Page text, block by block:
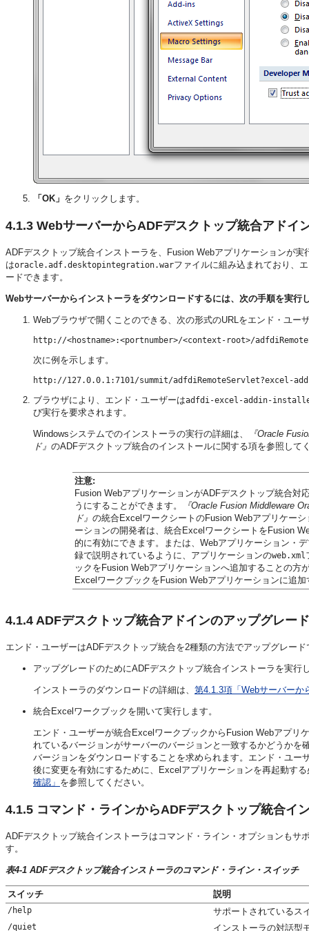
「OK」 をクリックします。
4.1.3 WebサーバーからADFデスクトップ統合アドイ
ADFデスクトップ統合インストーラを、Fusion Webアプリケーションが
はoracle.adf.desktopintegration.warファイルに組み込まれており、
ードできます。
Webサーバーからインストーラをダウンロードするには、次の手順を実行
Webブラウザで開くことのできる、次の形式のURLをエンド・ユー
http://<hostname>:<portnumber>/<context-root>/
次に例を示します。
http://127.0.0.1:7101/summit/adfdiRemoteServlet?excel-
ブラウザにより、エンド・ユーザーはadfdi-excel-addin-
び実行を要求されます。
Windowsシステムでのインストーラの実行の詳細は、
『Oracle
ド』 のADFデスクトップ統合のインストールに関する項を参照して
注意:
Fusion WebアプリケーションがADFデスクトップ統合
うにすることができます。
『Oracle Fusion Middleware
ド』 の統合ExcelワークシートのFusion Webアプリケー
ーションの開発者は、統合ExcelワークシートをFusion
的に有効にできます。または、Webアプリケーション・
録で説明されているように、アプリケーションのweb.xml
ックをFusion Webアプリケーションへ追加することの方
ExcelワークブックをFusion Webアプリケーションに追
4.1.4 ADFデスクトップ統合アドインのアップグレー
エンド・ユーザーはADFデスクトップ統合を2種類の方法でアップグレード
アップグレードのためにADFデスクトップ統合インストーラを実行
インストーラのダウンロードの詳細は、 第4.1.3項「Webサーバーか
統合Excelワークブックを開いて実行します。
エンド・ユーザーが統合ExcelワークブックからFusion Webアプリ
れているバージョンがサーバーのバージョンと一致するかどうか
バージョンをダウンロードすることを求められます。エンド・ユ
後に変更を有効にするために、Excelアプリケーションを再起動す
確認」 を参照してください。
4.1.5 コマンド・ラインからADFデスクトップ統合イ
ADFデスクトップ統合インストーラはコマンド・ライン・オプションもサ
す。
表4-1 ADFデスクトップ統合インストーラのコマンド・ライン・スイッチ
スイッチ 説明
/help サポートされているス
/quiet インストーラの対話型